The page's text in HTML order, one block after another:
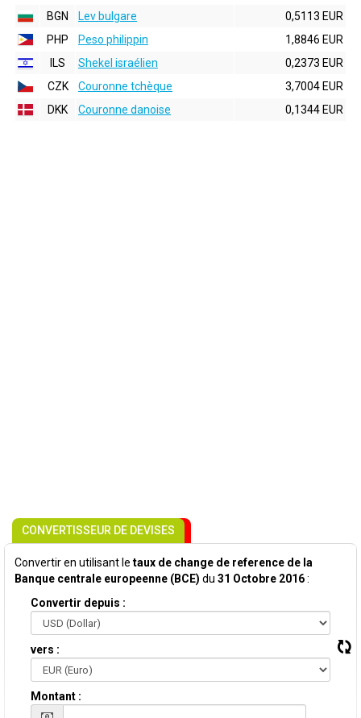
BGN
Lev bulgare
0,5113 EUR
PHP
Peso philippin
1,8846 EUR
ILS
Shekel israélien
0,2373 EUR
CZK
Couronne tchèque
3,7004 EUR
DKK
Couronne danoise 0,1344 EUR
CONVERTISSEUR DE DEVISES
Convertir en utilisant le taux de change de reference de la
Banque centrale europeenne (BCE) du 31 Octobre 2016:
Convertir depuis :
vers :
Montant :